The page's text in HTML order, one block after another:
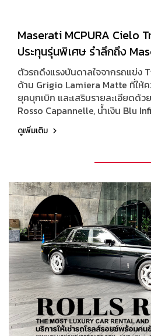
Maserati MCPURA Cielo
ประทุนรุ่นพิเศษ รำลึกถึง
แข่งคันแรกในประวัติศาสตร์
ตัวรถดึงแรงบันดาลใจจากรถแข่ง
ด้าน Grigio Lamiera Matte ที่ให้
ยุคบุกเบิก และเสริมรายละเอียดด้
Rosso Capannelle, น้ำเงิน Blu
Pastello บนฝากระโปรงหน้ายังปร
ดั้งเดิมของ Alfieri Maserati บน
ดูเพิ่มเติม